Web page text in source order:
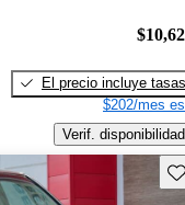
El precio incluye tasas
$202/mes
Verif. disponibilidad